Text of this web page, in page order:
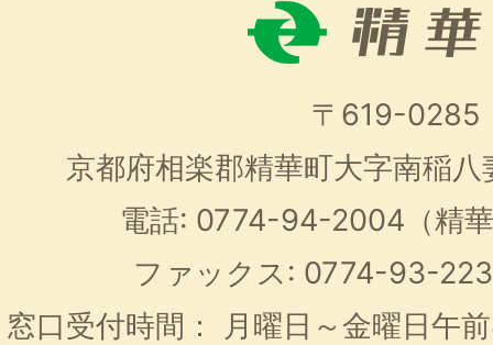
〒619-0285
京都府相楽郡精華町大字南稲
電話: 0774-94-2004（精
ファックス: 0774-93-
窓口受付時間：
月曜日～金曜日午